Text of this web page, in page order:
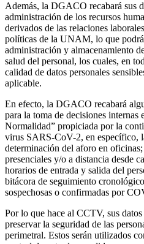
Además, la DGACO recabará sus
administración de los recursos
derivados de las relaciones
políticas de la UNAM, lo que
administración y almacenamiento
salud del personal, los cuales, en
calidad de datos personales
aplicable.
En efecto, la DGACO recabará
para la toma de decisiones internas
Normalidad” propiciada por la
virus SARS-CoV-2, en específico,
determinación del aforo en
presenciales y/o a distancia desde
horarios de entrada y salida del
bitácora de seguimiento
sospechosas o confirmadas por
Por lo que hace al CCTV, sus
preservar la seguridad de las
perimetral. Estos serán utilizados